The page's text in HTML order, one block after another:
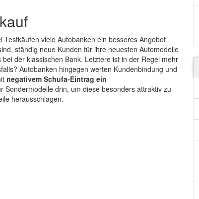
Testkäufen viele Autobanken ein besseres Angebot
ständig neue Kunden für ihre neuesten Automodelle
der klassischen Bank. Letztere ist in der Regel mehr
Autobanken hingegen werten Kundenbindung und
negativem Schufa-Eintrag ein
drin, um diese besonders attraktiv zu
herausschlagen.